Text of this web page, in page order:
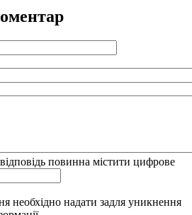
повинна містити цифрове
необхідно надати задля уникнення